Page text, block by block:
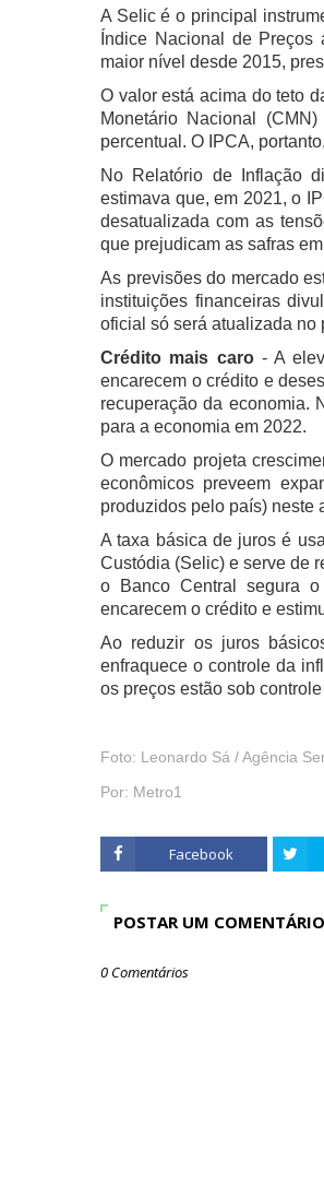
A Selic é o principal
Índice Nacional de
maior nível desde 2015,
O valor está acima do teto
Monetário Nacional
percentual. O IPCA,
No Relatório de Inflação
estimava que, em 2021, o
desatualizada com as
que prejudicam as safras
As previsões do mercado
instituições financeiras
oficial só será atualizada no
Crédito mais caro- A
encarecem o crédito e
recuperação da economia.
para a economia em 2022.
O mercado projeta
econômicos preveem
produzidos pelo país) neste
A taxa básica de juros é
Custódia (Selic) e serve de
o Banco Central segura
encarecem o crédito e
Ao reduzir os juros
enfraquece o controle da
os preços estão sob
Foto: Leonardo Sá / Agência
Por: Metro1
Facebook
POSTAR UM COMENTÁRIO
0 Comentários